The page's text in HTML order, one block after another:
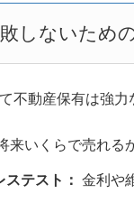
しないため
不動産保有は強
来いくらで売れる
テスト： 金利や